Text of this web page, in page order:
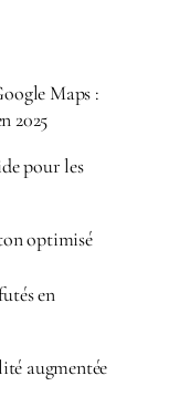
Maps :
2025
pour les
optimisé
en
augmentée